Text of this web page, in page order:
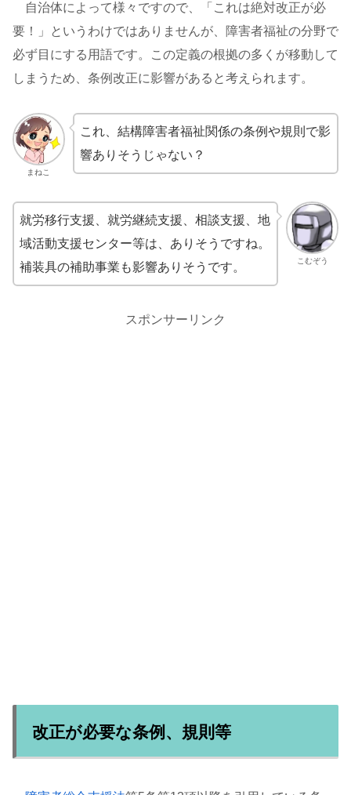
自治体によって様々ですので、「これは絶対改正が必
要！」というわけではありませんが、障害者福祉の分野で
必ず目にする用語です。この定義の根拠の多くが移動して
しまうため、条例改正に影響があると考えられます。
まねこ
これ、結構障害者福祉関係の条例や規則で影
響ありそうじゃない？
こむぞう
就労移行支援、就労継続支援、相談支援、地
域活動支援センター等は、ありそうですね。
補装具の補助事業も影響ありそうです。
スポンサーリンク
改正が必要な条例、規則等